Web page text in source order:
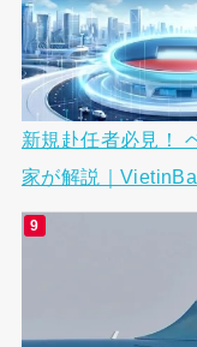
新規赴任者必見！
家が解説｜